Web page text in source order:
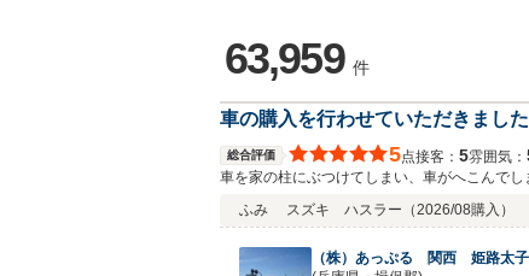
63,959 件
車の購入を行わせていただきました
総合評価 5点接客： 5雰囲気：
車を家の柱にぶつけてしまい、車がへこんで
談しに行きました。 当日は結果的に3回も来店することになりましたが、その都度嫌な顔ひとつせず丁寧に対応してくださり、こちらの不安や質問にも親身に答えていただきまし
た。 スタッフの方の対応がとても気持ちよく、安心して購入を決めることができました。納車が今から楽しみです。これからも何かあればお願いしたいと思います。ありがとうござ
いました。
ふみ スズキ ハスラー （2026/08購入）
（株）あっぷる 関西 姫路太